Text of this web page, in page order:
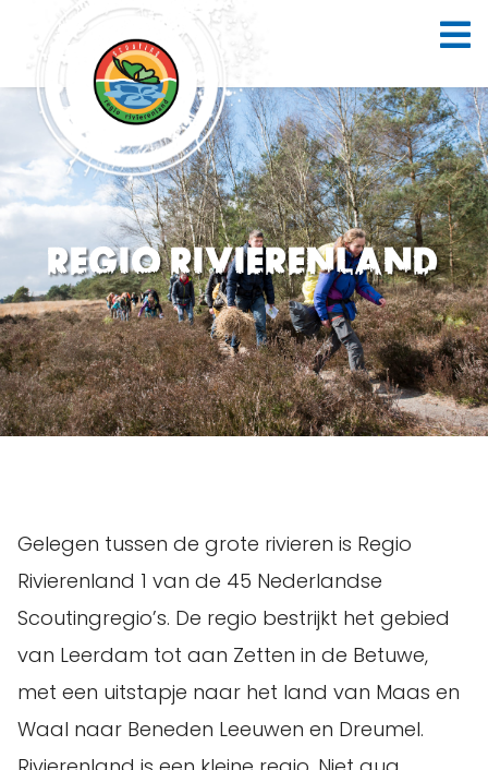
Regio Rivierenland
Gelegen tussen de grote rivieren is Regio
Rivierenland 1 van de 45 Nederlandse
Scoutingregio’s. De regio bestrijkt het gebied
van Leerdam tot aan Zetten in de Betuwe,
met een uitstapje naar het land van Maas en
Waal naar Beneden Leeuwen en Dreumel.